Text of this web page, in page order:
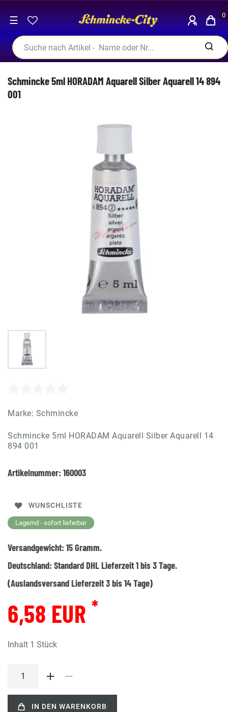
☰ 0
Schmincke 5ml HORADAM Aquarell Silber Aquarell 14 894
001
Marke: Schmincke
Schmincke 5ml HORADAM Aquarell Silber Aquarell 14
894 001
Artikelnummer: 160003
WUNSCHLISTE
Lagernd - sofort lieferbar
Versandgewicht: 15Gramm.
Deutschland: Standard DHL Lieferzeit 1 bis 3 Tage.
(Auslandsversand Lieferzeit 3 bis 14 Tage)
6,58 EUR *
Inhalt 1 Stück
IN DEN WARENKORB